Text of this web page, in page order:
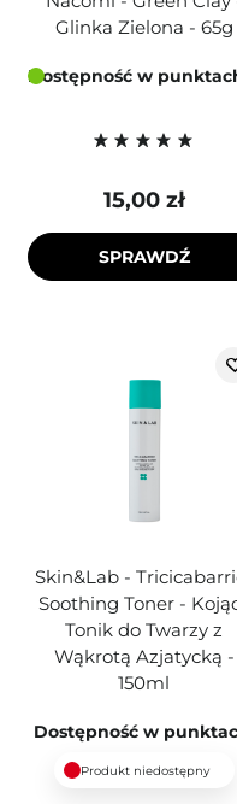
Glinka Zielona - 65g
Dostępność w
15,00 zł
SPRAWDŹ
Skin&Lab -
Soothing Toner -
Tonik do Twarzy z
Wąkrotą Azjatycką -
150ml
Dostępność w
Produkt niedostępny